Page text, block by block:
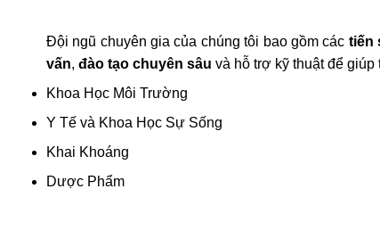
Đội ngũ chuyên gia của chúng tôi bao gồm các tiến
vấn, đào tạo chuyên sâu và hỗ trợ kỹ thuật để
Khoa Học Môi Trường
Y Tế và Khoa Học Sự Sống
Khai Khoáng
Dược Phẩm